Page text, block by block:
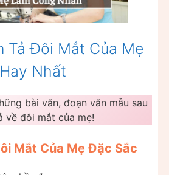
Tả Đôi Mắt Của Mẹ
Hay Nhất
bài văn, đoạn văn mẫu sau
về đôi mắt của mẹ!
Mắt Của Mẹ Đặc Sắc